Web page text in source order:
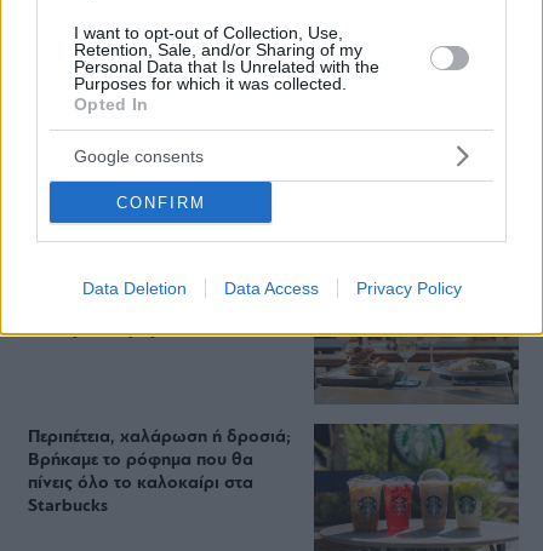
I want to opt-out of Collection, Use,
Retention, Sale, and/or Sharing of my
Personal Data that Is Unrelated with the
Purposes for which it was collected.
Opted In
Google consents
CONFIRM
Data Deletion Data Access Privacy Policy
Staks: Πώς μια cool καντίνα προσγειώθηκε (και
ρίζωσε) σε ένα αθέατο οικόπεδο στην Ανάβυσσο
Από brunch μέχρι δείπνο δίπλα
(και) για το φαγητό του
Περιπέτεια, χαλάρωση ή δροσιά;
Βρήκαμε το ρόφημα που θα
πίνεις όλο το καλοκαίρι στα
Starbucks